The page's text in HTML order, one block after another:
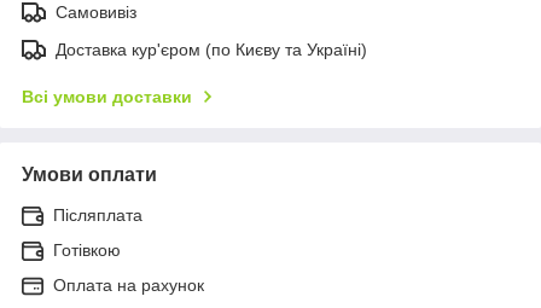
Самовивіз
Доставка кур'єром (по Києву та Україні)
Всі умови доставки
Умови оплати
Післяплата
Готівкою
Оплата на рахунок